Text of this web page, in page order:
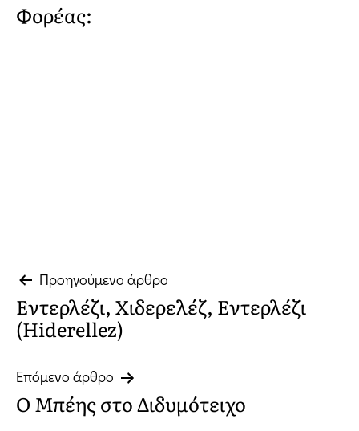
Φορέας:
Πλοήγηση
άρθρων
Προηγούμενο άρθρο
Εντερλέζι, Χιδερελέζ, Εντερλέζι
(Hiderellez)
Επόμενο άρθρο
Ο Μπέης στο Διδυμότειχο